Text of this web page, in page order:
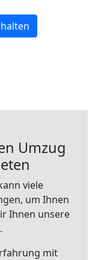
Umzug
viele
um Ihnen
Ihnen unsere
mit